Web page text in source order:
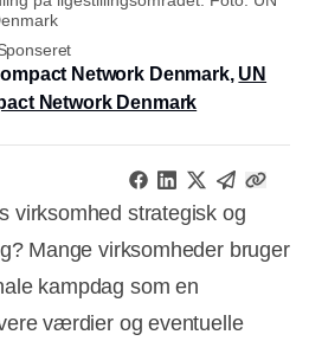
Network Denmark, UN
Network Denmark
virksomhed strategisk og
Mange virksomheder bruger
kampdag som en
værdier og eventuelle